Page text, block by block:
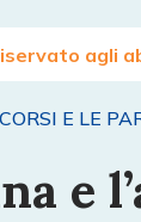
agli
E LE
e